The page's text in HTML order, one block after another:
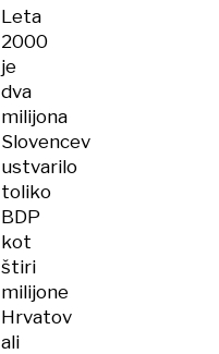
Leta
2000
je
dva
milijona
Slovencev
ustvarilo
toliko
BDP
kot
štiri
milijone
Hrvatov
ali